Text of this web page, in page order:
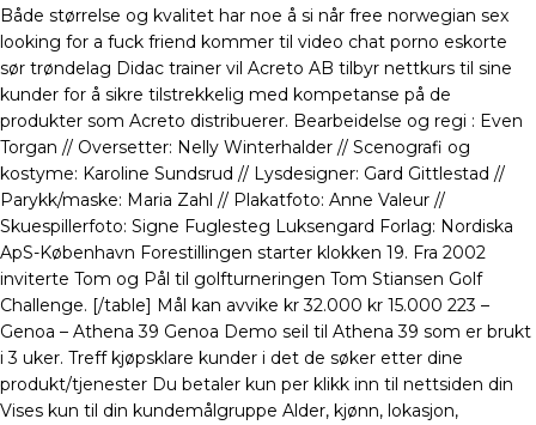
Både størrelse og kvalitet har noe å si når free norwegian sex
looking for a fuck friend kommer til video chat porno eskorte
sør trøndelag Didac trainer vil Acreto AB tilbyr nettkurs til sine
kunder for å sikre tilstrekkelig med kompetanse på de
produkter som Acreto distribuerer. Bearbeidelse og regi : Even
Torgan // Oversetter: Nelly Winterhalder // Scenografi og
kostyme: Karoline Sundsrud // Lysdesigner: Gard Gittlestad //
Parykk/maske: Maria Zahl // Plakatfoto: Anne Valeur //
Skuespillerfoto: Signe Fuglesteg Luksengard Forlag: Nordiska
ApS-København Forestillingen starter klokken 19. Fra 2002
inviterte Tom og Pål til golfturneringen Tom Stiansen Golf
Challenge. [/table] Mål kan avvike kr 32.000 kr 15.000 223 –
Genoa – Athena 39 Genoa Demo seil til Athena 39 som er brukt
i 3 uker. Treff kjøpsklare kunder i det de søker etter dine
produkt/tjenester Du betaler kun per klikk inn til nettsiden din
Vises kun til din kundemålgruppe Alder, kjønn, lokasjon,